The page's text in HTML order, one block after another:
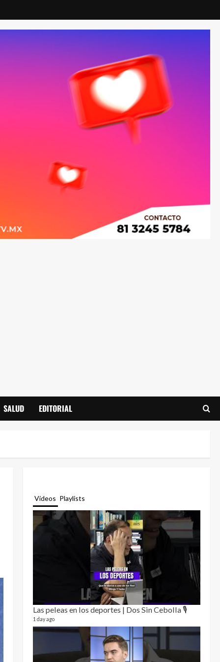
SALUD EDITORIAL
Videos Playlists
Las peleas en los deportes | Dos Sin Cebolla 🎙️
1 day ago
3